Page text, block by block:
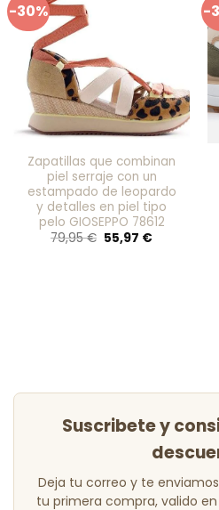
-30%
Zapatillas que combinan
piel serraje con un
estampado de leopardo
y detalles en piel tipo
pelo GIOSEPPO 78612
79,95€ El
precio
55,97 €El
-
Suscribete y
Deja tu correo y te
tu primera compra, valido